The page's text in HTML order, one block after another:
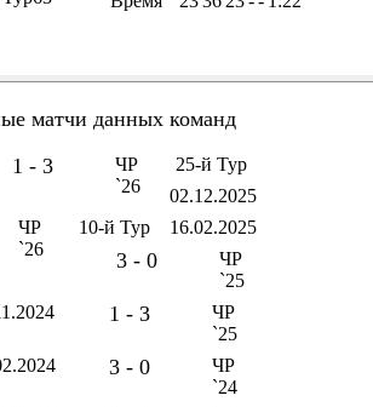
матчи данных команд
1 - 3
ЧР
`26
25-й Тур
02.12.2025
ЧР
`26
10-й Тур 16.02.2025
3 - 0
ЧР
`25
1 - 3
ЧР
`25
3 - 0
ЧР
`24